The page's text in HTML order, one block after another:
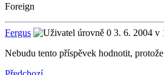
Foreign
Fergus
3. 6. 2004 v
Nebudu tento příspěvek hodnotit,